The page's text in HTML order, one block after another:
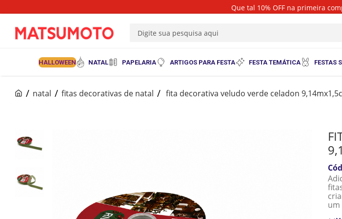
Que tal 10% OFF na primeira
HALLOWEEN NATAL PAPELARIA ARTIGOS PARA FESTA FESTA TEMÁTICA FESTAS
natal fitas decorativas de natal fita decorativa veludo verde celadon
um